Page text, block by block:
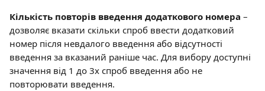
Кількість повторів введення додаткового номера –
дозволяє вказати скільки спроб ввести додатковий
номер після невдалого введення або відсутності
введення за вказаний раніше час. Для вибору доступні
значення від 1 до 3х спроб введення або не
повторювати введення.